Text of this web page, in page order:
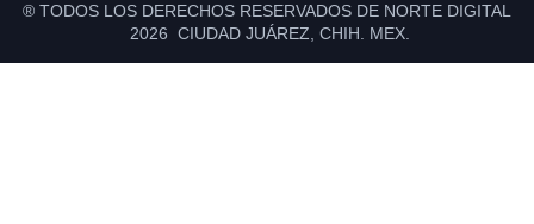
® TODOS LOS DERECHOS RESERVADOS DE NORTE DIGITAL
2026 CIUDAD JUÁREZ, CHIH. MEX.